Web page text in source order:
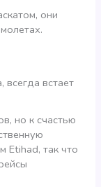
они
встает
но к счастью
Etihad, так что